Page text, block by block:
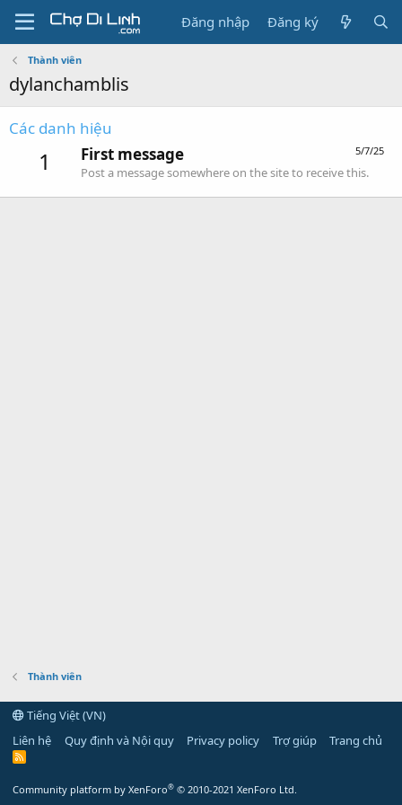
Đăng nhập Đăng ký
Thành viên
dylanchamblis
Các danh hiệu
1 5/7/25
First message
Post a message somewhere on the site to receive this.
Thành viên
Tiếng Việt (VN)
Liên hệ
Quy định và Nội quy Privacy policy Trợ giúp Trang chủ
R
Community platform by XenForo® © 2010-2021 XenForo Ltd.